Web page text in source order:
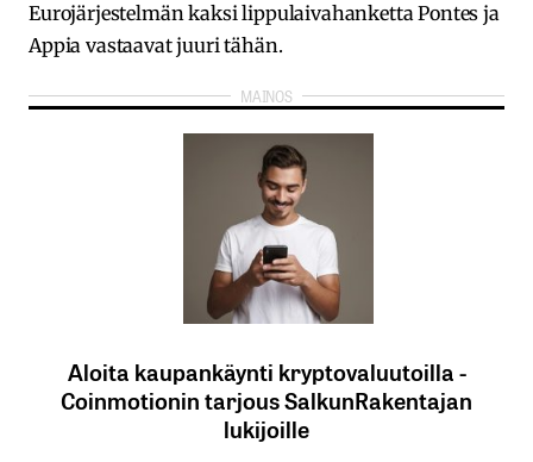
Eurojärjestelmän kaksi lippulaivahanketta Pontes ja
Appia vastaavat juuri tähän.
Aloita kaupankäynti kryptovaluutoilla -
Coinmotionin tarjous SalkunRakentajan
lukijoille